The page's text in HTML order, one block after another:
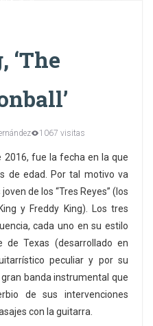
‘The
1067 visitas
2016, fue la fecha en la que
de edad. Por tal motivo va
de los “Tres Reyes” (los
y Freddy King). Los tres
cada uno en su estilo
de Texas (desarrollado en
peculiar y por su
banda instrumental que
de sus intervenciones
con la guitarra.